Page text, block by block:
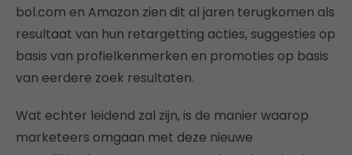
bol.com en Amazon zien dit al jaren terugkomen als
resultaat van hun retargetting acties, suggesties op
basis van profielkenmerken en promoties op basis
van eerdere zoek resultaten.
Wat echter leidend zal zijn, is de manier waarop
marketeers omgaan met deze nieuwe